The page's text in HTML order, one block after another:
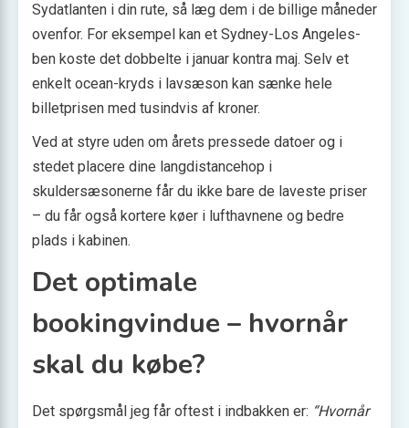
Sydatlanten i din rute, så læg dem i de billige måneder
ovenfor. For eksempel kan et Sydney-Los Angeles-
ben koste det dobbelte i januar kontra maj. Selv et
enkelt ocean-kryds i lavsæson kan sænke hele
billetprisen med tusindvis af kroner.
Ved at styre uden om årets pressede datoer og i
stedet placere dine langdistancehop i
skuldersæsonerne får du ikke bare de laveste priser
– du får også kortere køer i lufthavnene og bedre
plads i kabinen.
Det optimale
bookingvindue – hvornår
skal du købe?
Det spørgsmål jeg får oftest i indbakken er: “Hvornår